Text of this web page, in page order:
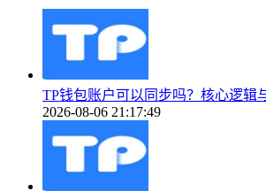
TP钱包账户可以同步吗？核心逻辑
2026-08-06 21:17:49